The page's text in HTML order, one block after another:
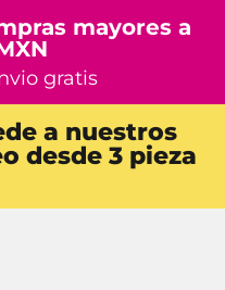
mayores a
gratis
a nuestros
desde 3 pieza